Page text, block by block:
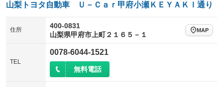
山梨トヨタ自動車 Ｕ－Ｃａｒ甲府小瀬ＫＥＹＡＫＩ通り
住所
400-0831
山梨県甲府市上町２１６５－１
MAP
TEL
0078-6044-1521
無料電話